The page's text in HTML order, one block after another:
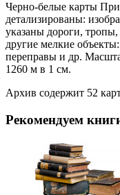
Черно-белые карты
детализированы:
указаны дороги,
другие мелкие
переправы и др.
1260 м в 1 см.
Архив содержит 52
Рекомендуем